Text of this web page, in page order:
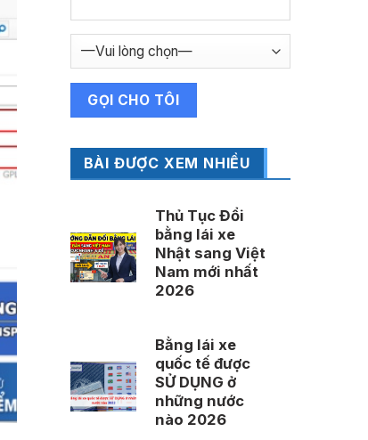
BÀI ĐƯỢC XEM NHIỀU
Thủ Tục Đổi
bằng lái xe
Nhật sang Việt
Nam mới nhất
2026
Bằng lái xe
quốc tế được
SỬ DỤNG ở
những nước
nào 2026